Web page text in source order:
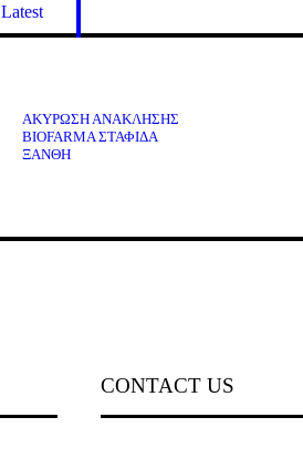
Latest
ΑΚΥΡΩΣΗ ΑΝΑΚΛΗΣΗΣ
BIOFARMA ΣΤΑΦΙΔΑ
ΞΑΝΘΗ
CONTACT US